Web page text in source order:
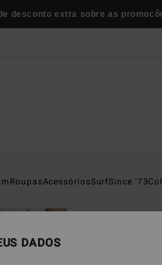
desconto extra sobre as
RoupasAcessóriosSurfSince '73
DADOS